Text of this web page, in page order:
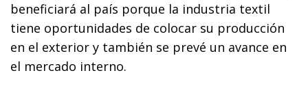
beneficiará al país porque la industria textil
tiene oportunidades de colocar su producción
en el exterior y también se prevé un avance en
el mercado interno.